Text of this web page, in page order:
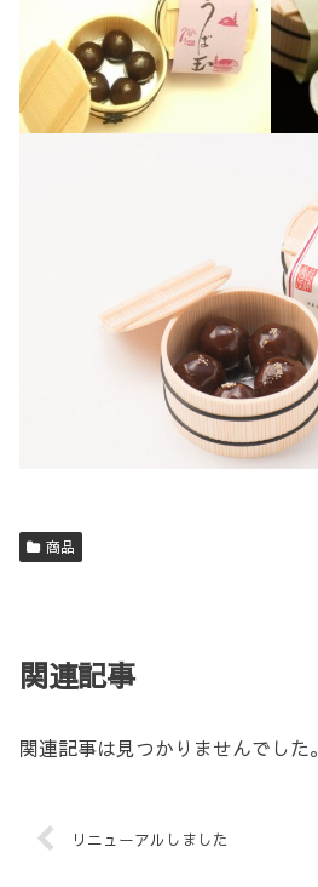
商品
関連記事
関連記事は見つかりませんでした。
リニューアルしました